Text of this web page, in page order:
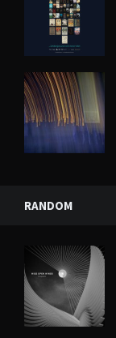
RANDOM